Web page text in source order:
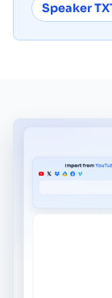
Speaker